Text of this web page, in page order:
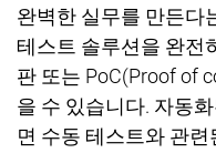
완벽한 실무를 만든다
테스트 솔루션을 완전
판 또는 PoC(Proof of
을 수 있습니다. 자동
면 수동 테스트와 관